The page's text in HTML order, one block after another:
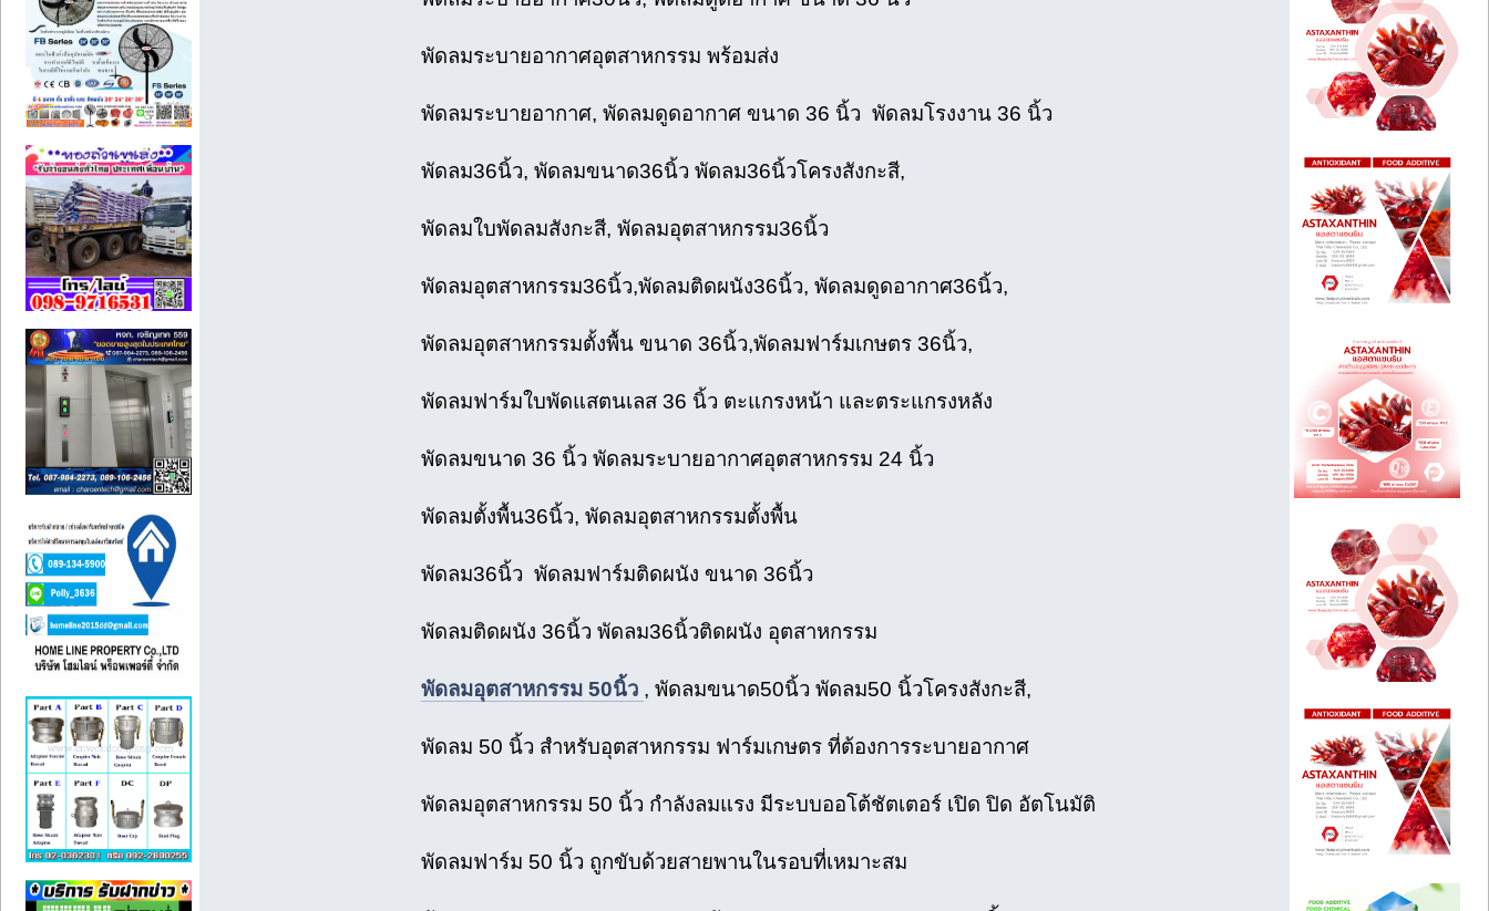
พัดลมระบายอากาศอุตสาหกรรม พร้อมส่ง
พัดลมระบายอากาศ, พัดลมดูดอากาศ ขนาด 36 นิ้ว พัดลมโรงงาน 36 นิ้ว
พัดลม36นิ้ว, พัดลมขนาด36นิ้ว พัดลม36นิ้วโครงสังกะสี,
พัดลมใบพัดลมสังกะสี, พัดลมอุตสาหกรรม36นิ้ว
พัดลมอุตสาหกรรม36นิ้ว,พัดลมติดผนัง36นิ้ว, พัดลมดูดอากาศ36นิ้ว,
พัดลมอุตสาหกรรมตั้งพื้น ขนาด 36นิ้ว,พัดลมฟาร์มเกษตร 36นิ้ว,
พัดลมฟาร์มใบพัดแสตนเลส 36 นิ้ว ตะแกรงหน้า และตระแกรงหลัง
พัดลมขนาด 36 นิ้ว พัดลมระบายอากาศอุตสาหกรรม 24 นิ้ว
พัดลมตั้งพื้น36นิ้ว, พัดลมอุตสาหกรรมตั้งพื้น
พัดลม36นิ้ว พัดลมฟาร์มติดผนัง ขนาด 36นิ้ว
พัดลมติดผนัง 36นิ้ว พัดลม36นิ้วติดผนัง อุตสาหกรรม
พัดลมอุตสาหกรรม 50นิ้ว , พัดลมขนาด50นิ้ว พัดลม50 นิ้วโครงสังกะสี,
พัดลม 50 นิ้ว สำหรับอุตสาหกรรม ฟาร์มเกษตร ที่ต้องการระบายอากาศ
พัดลมอุตสาหกรรม 50 นิ้ว กำลังลมแรง มีระบบออโต้ชัตเตอร์ เปิด ปิด อัตโนมัติ
พัดลมฟาร์ม 50 นิ้ว ถูกขับด้วยสายพานในรอบที่เหมาะสม